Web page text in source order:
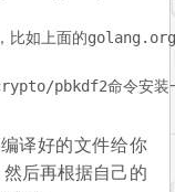
，比如上面的
译好的文件给你
然后再根据自己的